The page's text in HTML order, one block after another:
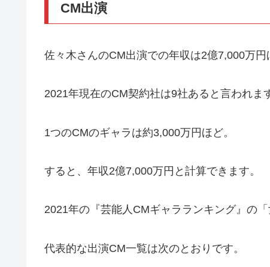
CM出演
佐々木さんのCM出演での年収は2億7,000万円
2021年現在のCM契約社は9社あると言われま
1つのCMのギャラは約3,000万円ほど。
すると、年収2億7,000万円と計算できます。
2021年の『芸能人CMギャラランキング』の
代表的な出演CM一覧は次のとおりです。